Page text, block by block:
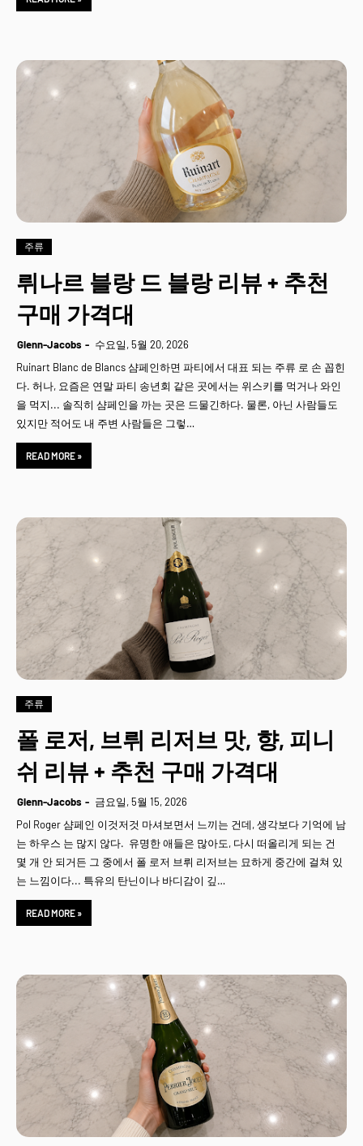
주류
뤼나르 블랑 드 블랑 리뷰 + 추천
구매 가격대
Glenn-Jacobs
수요일, 5월 20, 2026
Ruinart Blanc de Blancs 샴페인하면 파티에서 대표 되는 주류 로 손 꼽힌
다. 허나, 요즘은 연말 파티 송년회 같은 곳에서는 위스키를 먹거나 와인
을 먹지... 솔직히 샴페인을 까는 곳은 드물긴하다. 물론, 아닌 사람들도
있지만 적어도 내 주변 사람들은 그렇…
READ MORE »
주류
폴 로저, 브뤼 리저브 맛, 향, 피니
쉬 리뷰 + 추천 구매 가격대
Glenn-Jacobs
금요일, 5월 15, 2026
Pol Roger 샴페인 이것저것 마셔보면서 느끼는 건데, 생각보다 기억에 남
는 하우스 는 많지 않다. 유명한 애들은 많아도, 다시 떠올리게 되는 건
몇 개 안 되거든 그 중에서 폴 로저 브뤼 리저브는 묘하게 중간에 걸쳐 있
는 느낌이다... 특유의 탄닌이나 바디감이 깊…
READ MORE »